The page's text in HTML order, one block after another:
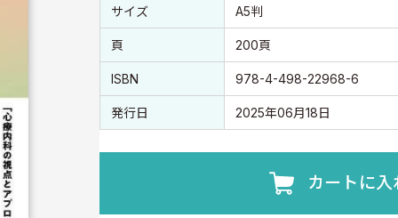
書誌情報
書誌情報
サイズ A5判
頁 200頁
ISBN 978-4-498-22968-6
発行日 2025年06月18日
カートに入